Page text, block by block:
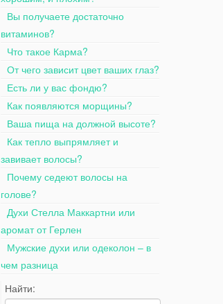
Вы получаете достаточно
витаминов?
Что такое Карма?
От чего зависит цвет ваших глаз?
Есть ли у вас фондю?
Как появляются морщины?
Ваша пища на должной высоте?
Как тепло выпрямляет и
завивает волосы?
Почему седеют волосы на
голове?
Духи Стелла Маккартни или
аромат от Герлен
Мужские духи или одеколон – в
чем разница
Найти: